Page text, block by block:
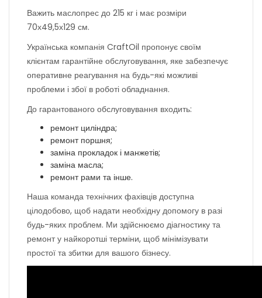
Важить маслопрес до 215 кг і має розміри
70х49,5х129 см.
Українська компанія CraftOil пропонує своїм
клієнтам гарантійне обслуговування, яке забезпечує
оперативне реагування на будь-які можливі
проблеми і збої в роботі обладнання.
До гарантованого обслуговування входить:
ремонт циліндра;
ремонт поршня;
заміна прокладок і манжетів;
заміна масла;
ремонт рами та інше.
Наша команда технічних фахівців доступна
цілодобово, щоб надати необхідну допомогу в разі
будь-яких проблем. Ми здійснюємо діагностику та
ремонт у найкоротші терміни, щоб мінімізувати
простої та збитки для вашого бізнесу.